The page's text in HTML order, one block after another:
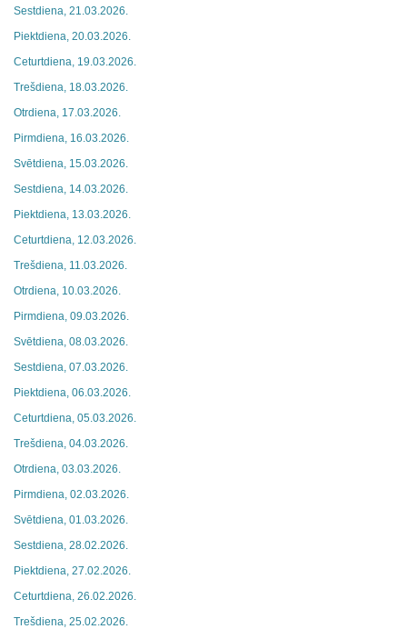
Sestdiena, 21.03.2026.
Piektdiena, 20.03.2026.
Ceturtdiena, 19.03.2026.
Trešdiena, 18.03.2026.
Otrdiena, 17.03.2026.
Pirmdiena, 16.03.2026.
Svētdiena, 15.03.2026.
Sestdiena, 14.03.2026.
Piektdiena, 13.03.2026.
Ceturtdiena, 12.03.2026.
Trešdiena, 11.03.2026.
Otrdiena, 10.03.2026.
Pirmdiena, 09.03.2026.
Svētdiena, 08.03.2026.
Sestdiena, 07.03.2026.
Piektdiena, 06.03.2026.
Ceturtdiena, 05.03.2026.
Trešdiena, 04.03.2026.
Otrdiena, 03.03.2026.
Pirmdiena, 02.03.2026.
Svētdiena, 01.03.2026.
Sestdiena, 28.02.2026.
Piektdiena, 27.02.2026.
Ceturtdiena, 26.02.2026.
Trešdiena, 25.02.2026.